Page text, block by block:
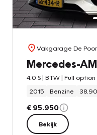
Vakgarage De
Mercedes-
2015
Benzine
€ 95.950
Bekijk